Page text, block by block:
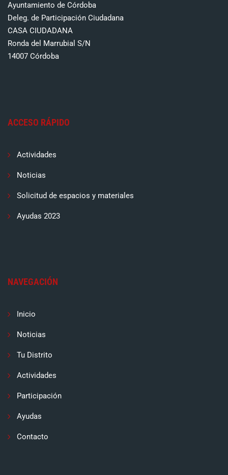
Ayuntamiento de Córdoba
Deleg. de Participación Ciudadana
CASA CIUDADANA
Ronda del Marrubial S/N
14007 Córdoba
ACCESO RÁPIDO
Actividades
Noticias
Solicitud de espacios y materiales
Ayudas 2023
NAVEGACIÓN
Inicio
Noticias
Tu Distrito
Actividades
Participación
Ayudas
Contacto